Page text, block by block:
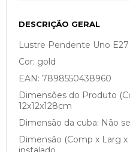
DESCRIÇÃO GERAL
Lustre Pendente Uno E27
Cor: gold
EAN: 7898550438960
Dimensões do Produto
12x12x128cm
Dimensão da cuba: Não
Dimensão (Comp x Larg